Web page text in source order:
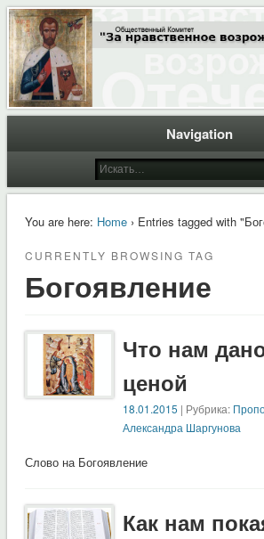
Moral.Ru
Общественный Комитет "За нравственное
Navigation
You are here: Home› Entries tagged with
CURRENTLY BROWSING TAG
Богоявление
Что нам
ценой
18.01.2015 | Рубрика:
Александра Шаргунова
Слово на Богоявление
Как нам